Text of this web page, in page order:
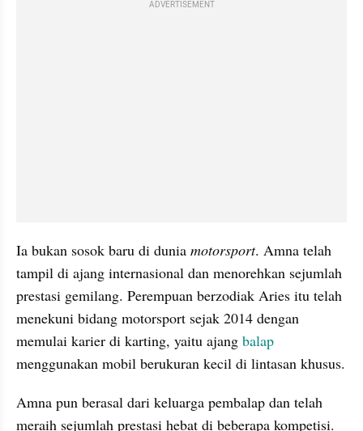
ADVERTISEMENT
Ia bukan sosok baru di dunia motorsport. Amna telah
tampil di ajang internasional dan menorehkan sejumlah
prestasi gemilang. Perempuan berzodiak Aries itu telah
menekuni bidang motorsport sejak 2014 dengan
memulai karier di karting, yaitu ajang
menggunakan mobil berukuran kecil di lintasan khusus.
Amna pun berasal dari keluarga pembalap dan telah
meraih sejumlah prestasi hebat di beberapa kompetisi.